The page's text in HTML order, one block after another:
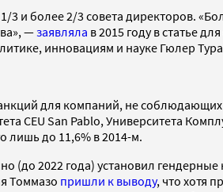
3 и более 2/3 совета директоров.
—заявляла в 2015 году в статье
инновациям и науке Гюлер
для компаний, не
CEU San Pablo, Университета
лишь до 11,6% в 2014-м.
(до 2022 года) установил гендерные
Томмазо пришли к выводу, что хотя